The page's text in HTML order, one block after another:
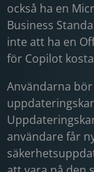
också ha en
Business
inte att ha en
för Copilot
Användarna
användare får